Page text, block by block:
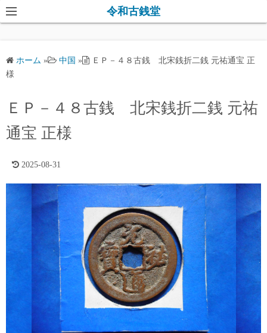
コ
ン
ツ
ッ
令和古銭堂
ホーム » 中国 »
ＥＰ－４８古銭 北宋銭折二銭 元祐通宝 正
様
ＥＰ－４８古銭 北宋銭折二銭 元祐
通宝 正様
2025-08-31